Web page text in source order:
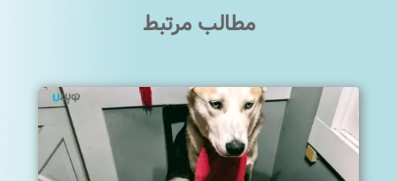
مطالب مرتبط